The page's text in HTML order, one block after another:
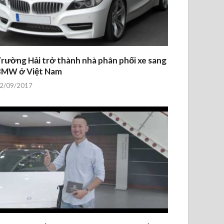
Hải trở thành nhà phân phối xe sang
ở Việt Nam
09/2017